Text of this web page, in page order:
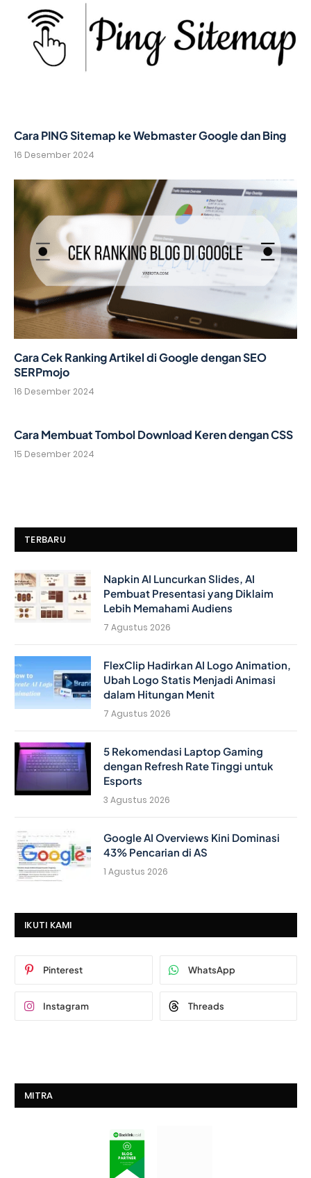
Cara PING Sitemap ke Webmaster Google dan Bing
16 Desember 2024
Cara Cek Ranking Artikel di Google dengan SEO
SERPmojo
16 Desember 2024
Cara Membuat Tombol Download Keren dengan CSS
15 Desember 2024
TERBARU
Napkin AI Luncurkan Slides, AI
Pembuat Presentasi yang Diklaim
Lebih Memahami Audiens
7 Agustus 2026
FlexClip Hadirkan AI Logo Animation,
Ubah Logo Statis Menjadi Animasi
dalam Hitungan Menit
7 Agustus 2026
5 Rekomendasi Laptop Gaming
dengan Refresh Rate Tinggi untuk
Esports
3 Agustus 2026
Google AI Overviews Kini Dominasi
43% Pencarian di AS
1 Agustus 2026
IKUTI KAMI
Pinterest WhatsApp
Instagram Threads
MITRA